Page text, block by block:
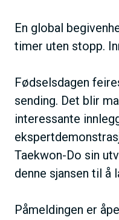
En global
timer uten stopp.
Fødselsdagen
sending. Det blir
interessante
Taekwon-Do sin
denne sjansen til å
Påmeldingen er